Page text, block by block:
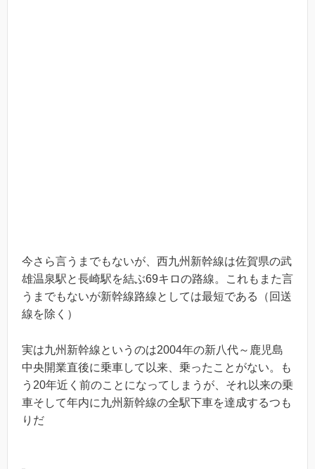
今さら言うまでもないが、西九州新幹線は佐賀県の武
雄温泉駅と長崎駅を結ぶ69キロの路線。これもまた言
うまでもないが新幹線路線としては最短である（回送
線を除く）
実は九州新幹線というのは2004年の新八代～鹿児島
中央開業直後に乗車して以来、乗ったことがない。も
う20年近く前のことになってしまうが、それ以来の乗
車そして年内に九州新幹線の全駅下車を達成するつも
りだ